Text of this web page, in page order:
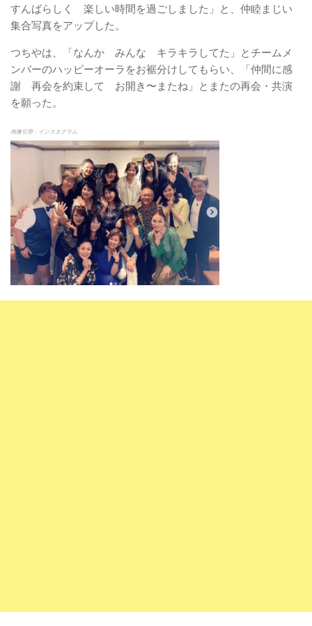
すんばらしく 楽しい時間を過ごしました」と、仲睦まじい
集合写真をアップした。
つちやは、「なんか みんな キラキラしてた」とチームメ
ンバーのハッピーオーラをお裾分けしてもらい、「仲間に感
謝 再会を約束して お開き〜またね」とまたの再会・共演
を願った。
画像引用：インスタグラム